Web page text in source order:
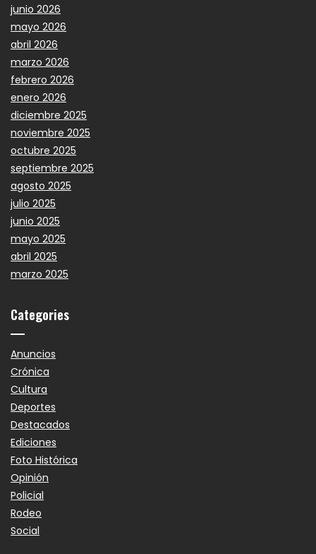
junio 2026
mayo 2026
abril 2026
marzo 2026
febrero 2026
enero 2026
diciembre 2025
noviembre 2025
octubre 2025
septiembre 2025
agosto 2025
julio 2025
junio 2025
mayo 2025
abril 2025
marzo 2025
Categories
Anuncios
Crónica
Cultura
Deportes
Destacados
Ediciones
Foto Histórica
Opinión
Policial
Rodeo
Social